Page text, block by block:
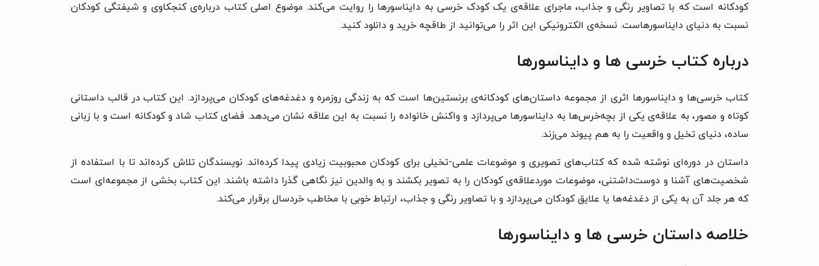
کودکانه است که با تصاویر رنگی و جذاب، ماجرای علاقه‌ی یک کودک خرسی به دایناسورها را روایت می‌کند. موضوع اصلی کتاب درباره‌ی کنجکاوی و شیفتگی کودکان
نسبت به دنیای دایناسورهاست. نسخه‌ی الکترونیکی این اثر را می‌توانید از طاقچه خرید و دانلود کنید.
درباره کتاب خرسی ها و دایناسورها
کتاب خرسی‌ها و دایناسورها اثری از مجموعه داستان‌های کودکانه‌ی برنستین‌ها است که به زندگی روزمره و دغدغه‌های کودکان می‌پردازد. این کتاب در قالب داستانی
کوتاه و مصور، به علاقه‌ی یکی از بچه‌خرس‌ها به دایناسورها می‌پردازد و واکنش خانواده را نسبت به این علاقه نشان می‌دهد. فضای کتاب شاد و کودکانه است و با زبانی
ساده، دنیای تخیل و واقعیت را به هم پیوند می‌زند.
داستان در دوره‌ای نوشته شده که کتاب‌های تصویری و موضوعات علمی-تخیلی برای کودکان محبوبیت زیادی پیدا کرده‌اند. نویسندگان تلاش کرده‌اند تا با استفاده از
شخصیت‌های آشنا و دوست‌داشتنی، موضوعات موردعلاقه‌ی کودکان را به تصویر بکشند و به والدین نیز نگاهی گذرا داشته باشند. این کتاب بخشی از مجموعه‌ای است
که هر جلد آن به یکی از دغدغه‌ها یا علایق کودکان می‌پردازد و با تصاویر رنگی و جذاب، ارتباط خوبی با مخاطب خردسال برقرار می‌کند.
خلاصه داستان خرسی ها و دایناسورها